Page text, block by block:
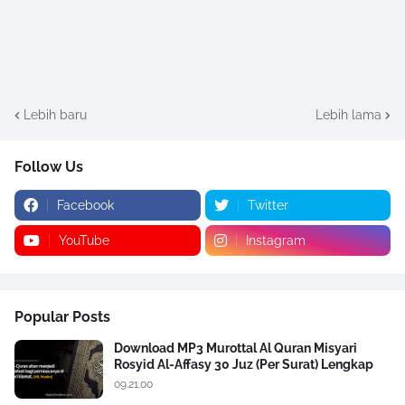
Lebih baru Lebih lama
Follow Us
Facebook Twitter
YouTube Instagram
Popular Posts
Download MP3 Murottal Al Quran Misyari
Rosyid Al-Affasy 30 Juz (Per Surat) Lengkap
09.21.00